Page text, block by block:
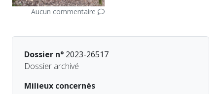
Aucun commentaire
Dossier n° 2023-26517
Dossier archivé
Milieux concernés